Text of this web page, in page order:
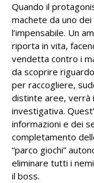
Quando il
machete da uno
l’impensabile. Un
riporta in vita,
vendetta contro i
da scoprire
per raccogliere,
distinte aree, verrà
investigativa.
informazioni e dei
completamento
“parco giochi”
eliminare tutti i
il boss.